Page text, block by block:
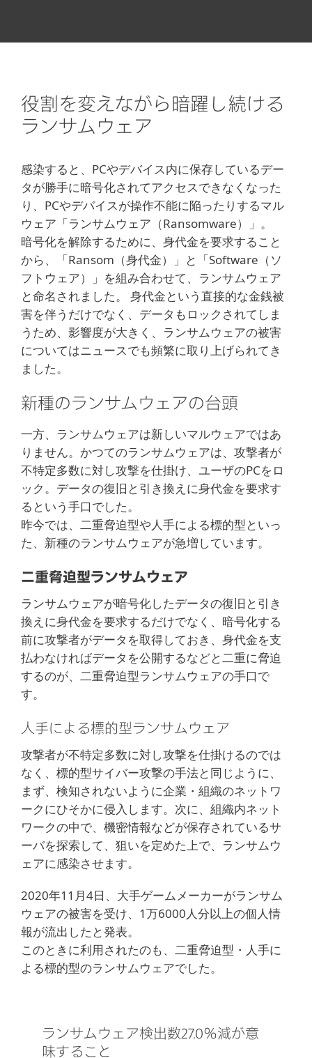
役割を変えながら暗躍し続ける
ランサムウェア
感染すると、PCやデバイス内に保存しているデー
タが勝手に暗号化されてアクセスできなくなった
り、PCやデバイスが操作不能に陥ったりするマル
ウェア「ランサムウェア（Ransomware）」。
暗号化を解除するために、身代金を要求すること
から、「Ransom（身代金）」と「Software（ソ
フトウェア）」を組み合わせて、ランサムウェア
と命名されました。 身代金という直接的な金銭被
害を伴うだけでなく、データもロックされてしま
うため、影響度が大きく、ランサムウェアの被害
についてはニュースでも頻繁に取り上げられてき
ました。
新種のランサムウェアの台頭
一方、ランサムウェアは新しいマルウェアではあ
りません。かつてのランサムウェアは、攻撃者が
不特定多数に対し攻撃を仕掛け、ユーザのPCをロ
ック。データの復旧と引き換えに身代金を要求す
るという手口でした。
昨今では、二重脅迫型や人手による標的型といっ
た、新種のランサムウェアが急増しています。
二重脅迫型ランサムウェア
ランサムウェアが暗号化したデータの復旧と引き
換えに身代金を要求するだけでなく、暗号化する
前に攻撃者がデータを取得しておき、身代金を支
払わなければデータを公開するなどと二重に脅迫
するのが、二重脅迫型ランサムウェアの手口で
す。
人手による標的型ランサムウェア
攻撃者が不特定多数に対し攻撃を仕掛けるのでは
なく、標的型サイバー攻撃の手法と同じように、
まず、検知されないように企業・組織のネットワ
ークにひそかに侵入します。次に、組織内ネット
ワークの中で、機密情報などが保存されているサ
ーバを探索して、狙いを定めた上で、ランサムウ
ェアに感染させます。
2020年11月4日、大手ゲームメーカーがランサム
ウェアの被害を受け、1万6000人分以上の個人情
報が流出したと発表。
このときに利用されたのも、二重脅迫型・人手に
よる標的型のランサムウェアでした。
ランサムウェア検出数27.0％減が意
味すること